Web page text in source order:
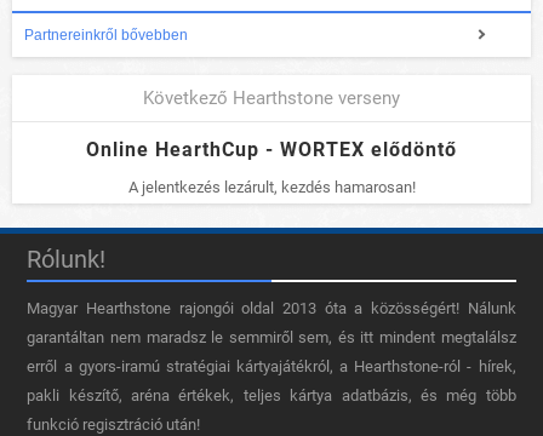
Partnereinkről bővebben
Következő Hearthstone verseny
Online HearthCup - WORTEX elődöntő
A jelentkezés lezárult, kezdés hamarosan!
Rólunk!
Magyar Hearthstone​ rajongói oldal 2013 óta a közösségért! Nálunk
garantáltan nem maradsz le semmiről sem, és itt mindent megtalálsz
erről a gyors-iramú stratégiai kártyajátékról, a Hearthstone-ról - hírek,
pakli készítő, aréna értékek, teljes kártya adatbázis, és még több
funkció regisztráció után!